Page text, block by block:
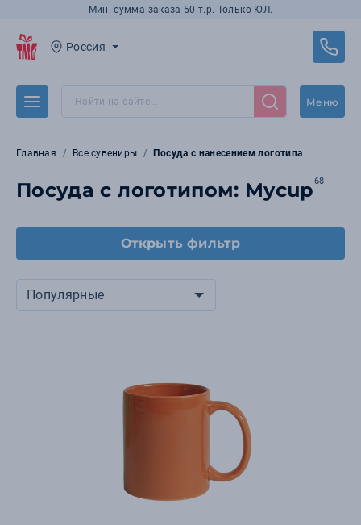
Мин. сумма заказа 50 т.р. Только ЮЛ.
Россия
Меню
Главная Все сувениры Посуда с нанесением логотипа
Посуда с логотипом: Mycup68
Открыть фильтр
Популярные